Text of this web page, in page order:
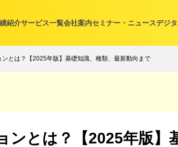
紹介サービス一覧会社案内セミナー・ニュースデジ
とは？【2025年版】基礎知識、種類、最新動向まで
ンとは？【2025年版】